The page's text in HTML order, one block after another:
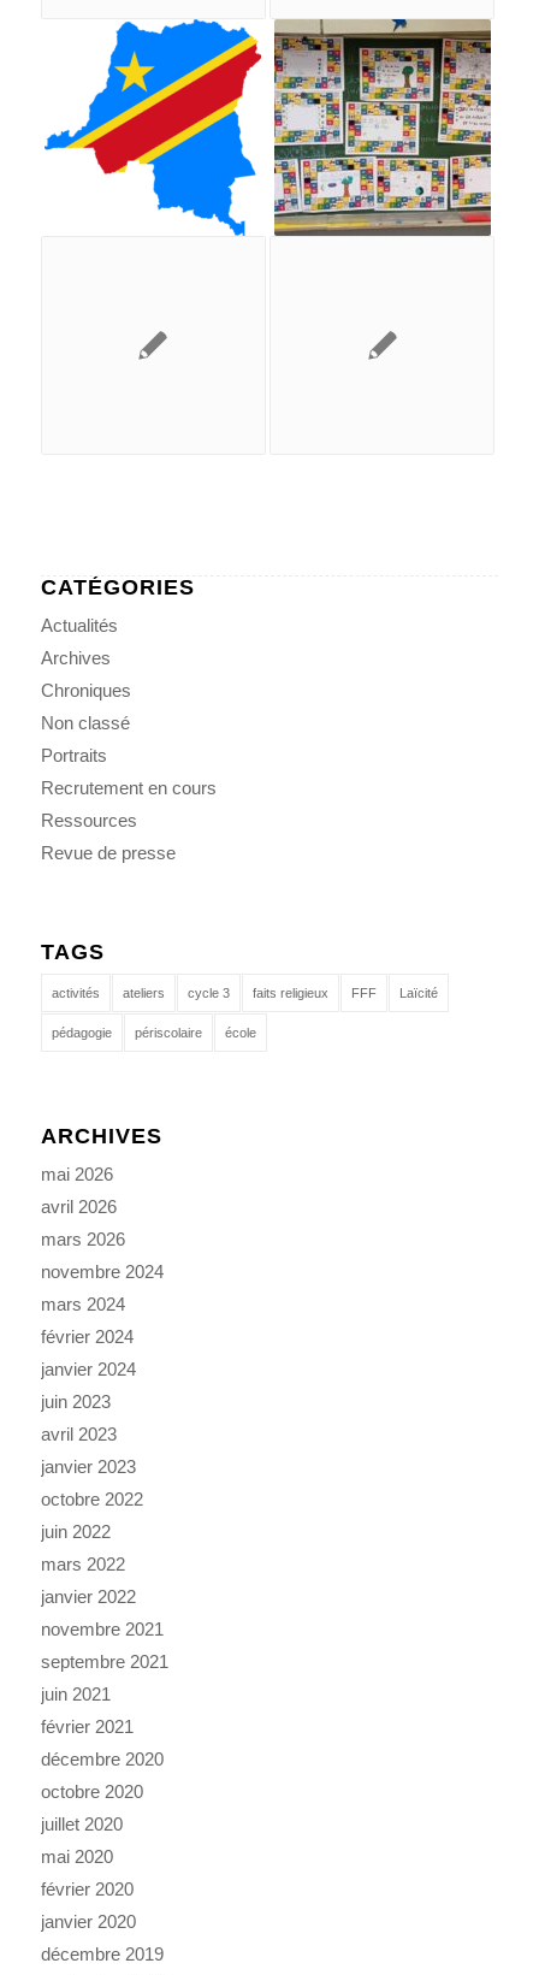
CATÉGORIES
Actualités
Archives
Chroniques
Non classé
Portraits
Recrutement en cours
Ressources
Revue de presse
TAGS
activités ateliers cycle 3 faits religieux FFF Laïcité
pédagogie périscolaire école
ARCHIVES
mai 2026
avril 2026
mars 2026
novembre 2024
mars 2024
février 2024
janvier 2024
juin 2023
avril 2023
janvier 2023
octobre 2022
juin 2022
mars 2022
janvier 2022
novembre 2021
septembre 2021
juin 2021
février 2021
décembre 2020
octobre 2020
juillet 2020
mai 2020
février 2020
janvier 2020
décembre 2019